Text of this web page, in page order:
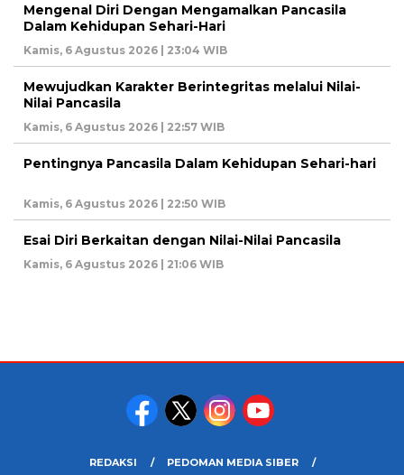
Mengenal Diri Dengan Mengamalkan Pancasila
Dalam Kehidupan Sehari-Hari
Kamis, 6 Agustus 2026 | 23:04 WIB
Mewujudkan Karakter Berintegritas melalui Nilai-
Nilai Pancasila
Kamis, 6 Agustus 2026 | 22:57 WIB
Pentingnya Pancasila Dalam Kehidupan Sehari-hari
Kamis, 6 Agustus 2026 | 22:50 WIB
Esai Diri Berkaitan dengan Nilai-Nilai Pancasila
Kamis, 6 Agustus 2026 | 21:06 WIB
REDAKSI PEDOMAN MEDIA SIBER